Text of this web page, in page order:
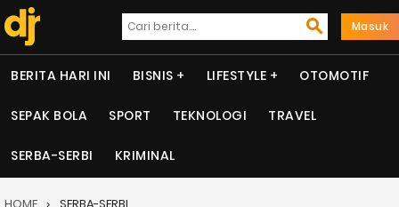
Masuk
BERITA HARI INI BISNIS LIFESTYLE OTOMOTIF
SEPAK BOLA SPORT TEKNOLOGI TRAVEL
SERBA-SERBI KRIMINAL